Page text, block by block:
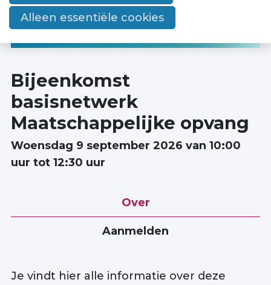
Bijeenkomst
basisnetwerk
Maatschappelijke opvang
woensdag 9 september 2026 van 10:00
uur tot 12:30 uur
Over
Aanmelden
Je vindt hier alle informatie over deze
Word lid
Zoek
Alleen essentiële cookies